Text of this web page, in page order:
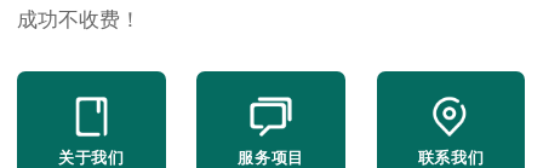
成功不收费！
关于我们 服务项目 联系我们